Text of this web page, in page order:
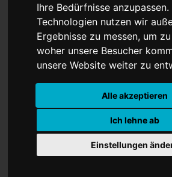
Ihre Bedürfnisse anzupassen.
Technologien nutzen wir
Ergebnisse zu messen, um
woher unsere Besucher
unsere Website weiter zu
Alle akzeptieren
Ich lehne ab
Einstellungen
Testartikel
Online-Zeitung-Deutschland -
News und Nachrichten zum
Mediadaten